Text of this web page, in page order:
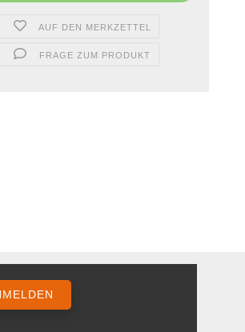
AUF DEN MERKZETTEL
FRAGE ZUM PRODUKT